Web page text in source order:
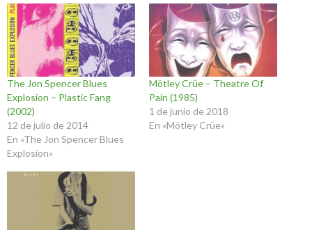
The Jon Spencer Blues
Explosion – Plastic Fang
(2002)
12 de julio de 2014
En «The Jon Spencer Blues
Explosion»
Mötley Crüe – Theatre Of
Pain (1985)
1 de junio de 2018
En «Mötley Crüe»